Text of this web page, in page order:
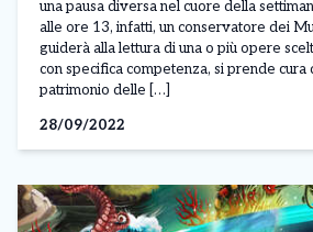
una pausa diversa nel cuore della
alle ore 13, infatti, un conservatore dei
guiderà alla lettura di una o più opere
con specifica competenza, si prende
patrimonio delle […]
28/09/2022